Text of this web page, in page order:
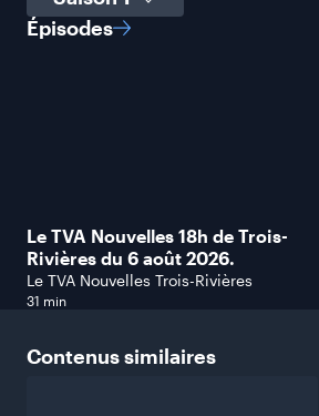
Épisodes
Le TVA Nouvelles 18h de Trois-
Rivières du 6 août 2026.
Le TVA Nouvelles Trois-Rivières
31 min
Contenussimilaires